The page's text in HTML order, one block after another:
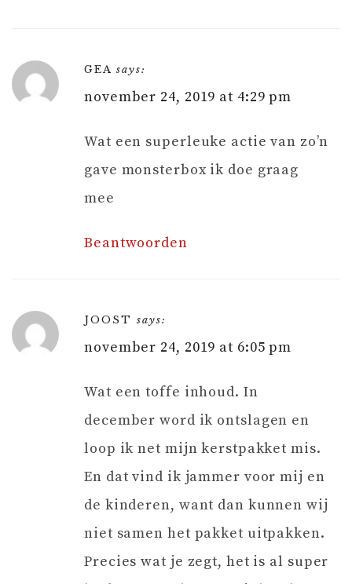
GEA says:
november 24, 2019 at 4:29 pm
Wat een superleuke actie van zo’n
gave monsterbox ik doe graag
mee
Beantwoorden
JOOST says:
november 24, 2019 at 6:05 pm
Wat een toffe inhoud. In
december word ik ontslagen en
loop ik net mijn kerstpakket mis.
En dat vind ik jammer voor mij en
de kinderen, want dan kunnen wij
niet samen het pakket uitpakken.
Precies wat je zegt, het is al super